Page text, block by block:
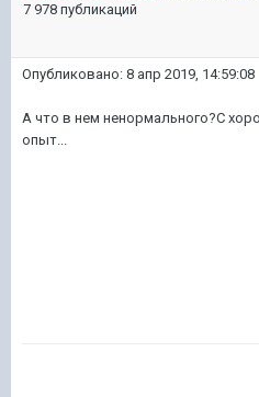
7 978 публикаций
Опубликовано: 8 апр 2019, 14:59:08
А что в нем ненормального?С
опыт...